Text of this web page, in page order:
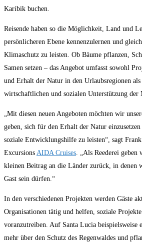
Karibik buchen.
Reisende haben so die Möglichkeit, Land und
persönlicheren Ebene kennenzulernen und
Klimaschutz zu leisten. Ob Bäume pflanzen,
Samen setzen – das Angebot umfasst sowohl
und Erhalt der Natur in den Urlaubsregionen als
wirtschaftlichen und sozialen Unterstützung der
„Mit diesen neuen Angeboten möchten wir
geben, sich für den Erhalt der Natur
soziale Entwicklungshilfe zu leisten“, sagt
Excursions AIDA Cruises. „Als Reederei geben
kleinen Beitrag an die Länder zurück, in denen
Gast sein dürfen.“
In den verschiedenen Projekten werden Gäste
Organisationen tätig und helfen, soziale
voranzutreiben. Auf Santa Lucia beispielsweise
mehr über den Schutz des Regenwaldes und